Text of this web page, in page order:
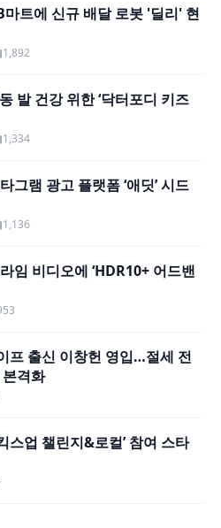
트에 신규 배달 로봇 '딜리' 현
1,892
발 건강 위한 ‘닥터포디 키즈
1,334
그램 광고 플랫폼 ‘애딧’ 시드
1,136
임 비디오에 ‘HDR10+ 어드밴
프 출신 이창헌 영입…절세 전
격화
스업 챌린지&로컬’ 참여 스타